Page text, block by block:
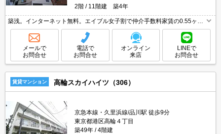
2階
11階建 築4年
築浅。インターネット無料。エイブル女子割で仲介手数料家賃の0.55ヶ月
分より10％ＯＦＦ。ペット応相談。画像の家具小物は付いていません。6
ヶ月未満の解約時、違約金家賃+管理費の1ヶ月分発生。
メールで
お問合せ
電話で
お問合せ
オンライン
来店
LINEで
お問合せ
賃貸マンション 高輪スカイハイツ（306）
京急本線・久里浜線/品川駅 徒歩9分
東京都港区高輪４丁目
築49年
4階建